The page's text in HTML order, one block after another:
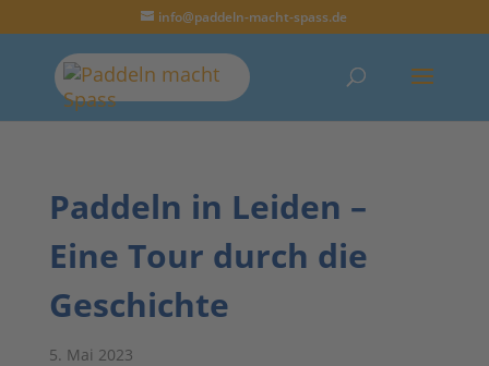
info@paddeln-macht-spass.de
Paddeln in Leiden –
Eine Tour durch die
Geschichte
5. Mai 2023